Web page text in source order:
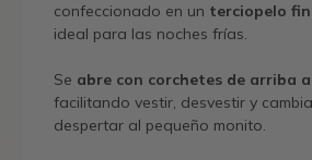
confeccionado en un terciopelo
ideal para las noches frías.
Se abre con corchetes de arriba
facilitando vestir, desvestir y
despertar al pequeño monito.